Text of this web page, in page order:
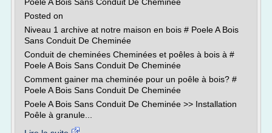
Posted on
Niveau 1 archive at notre maison en bois # Poele A Bois
Sans Conduit De Cheminée
Conduit de cheminées Cheminées et poêles à bois à #
Poele A Bois Sans Conduit De Cheminée
Comment gainer ma cheminée pour un poêle à bois? #
Poele A Bois Sans Conduit De Cheminée
Poele A Bois Sans Conduit De Cheminée >> Installation
Poêle à granule...